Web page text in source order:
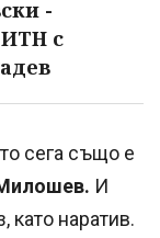
-
с
сега също е
И
като наратив.